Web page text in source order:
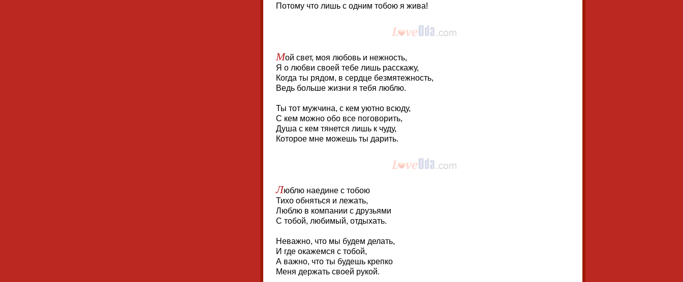
Потому что лишь с одним тобою я жива!
Мой свет, моя любовь и нежность,
Я о любви своей тебе лишь расскажу,
Когда ты рядом, в сердце безмятежность,
Ведь больше жизни я тебя люблю.
Ты тот мужчина, с кем уютно всюду,
С кем можно обо все поговорить,
Душа с кем тянется лишь к чуду,
Которое мне можешь ты дарить.
Люблю наедине с тобою
Тихо обняться и лежать,
Люблю в компании с друзьями
С тобой, любимый, отдыхать.
Неважно, что мы будем делать,
И где окажемся с тобой,
А важно, что ты будешь крепко
Меня держать своей рукой.